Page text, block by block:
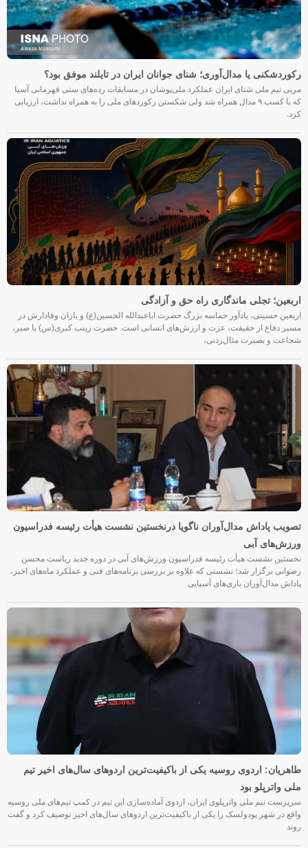
رکوردشکنی یا مدال‌آوری؛ شنای جوانان ایران در تایلند موفق بود؟
مربی تیم ملی شنای ایران عملکرد ملی‌پوشان در مسابقات رده‌های سنی قهرمانی آسیا
که با کسب ۹ مدال همراه شد ولی شکستن رکوردهای ملی را به همراه نداشت، ارزیابی
کرد.
اربعین؛ تجلی ماندگاری راه حق و آزادگی
اربعین حسینی، یادآور حماسه بزرگ حضرت اباعبدالله الحسین(ع) و یاران وفادارش در
مسیر دفاع از حقیقت، عزت و ارزش‌های انسانی است. حضرت زینب کبری(س) با صبر،
شجاعت و بصیرت مثال‌زدنی،
تصویب پاداش مدال‌آوران ناگویا درنخستین نشست هیأت رئیسه فدراسیون
ورزش‌های آبی
نخستین نشست هیأت رئیسه فدراسیون ورزش‌های آبی در دوره جدید ریاست محسن
رضوانی برگزار شد؛ نشستی که علاوه بر بررسی برنامه‌های فنی و عملکرد ماه‌های اخیر،
پاداش مدال‌آوران بازی‌های آسیایی
طاهریان: اردوی روسیه یکی از باکیفیت‌ترین اردوهای سال‌های اخیر تیم
ملی واترپلو بود
سرپرست تیم ملی واترپلوی ایران، اردوی آماده‌سازی این تیم در کمپ تیم‌های ملی روسیه
واقع در شهر پودولسک را یکی از باکیفیت‌ترین اردوهای سال‌های اخیر توصیف کرد و گفت
روند